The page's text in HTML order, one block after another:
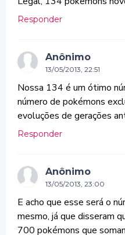
Responder
Anônimo
13/05/2013, 22:51
Nossa 134 é um ótimo
número de pokémons
evoluções de gerações
Responder
Anônimo
13/05/2013, 23:00
E acho que esse será o
mesmo, já que disseram
700 pokémons que